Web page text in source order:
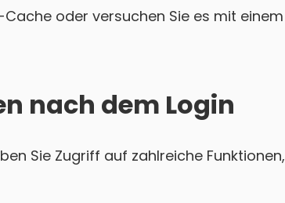
oder versuchen Sie es mit einem
nach dem Login
Sie Zugriff auf zahlreiche Funktionen,